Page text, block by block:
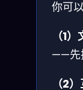
你可
（1
——先
（2